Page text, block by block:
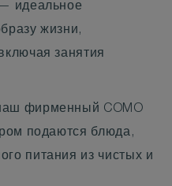
идеальное
жизни,
занятия
фирменный COMO
подаются блюда,
питания из чистых и